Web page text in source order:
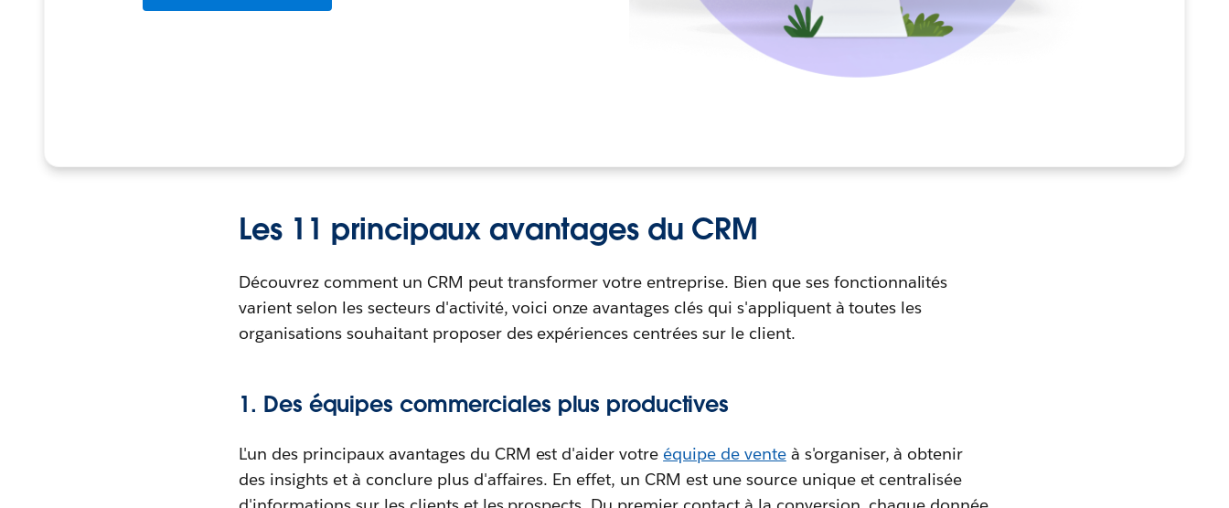
Les 11 principaux avantages du CRM
Découvrez comment un CRM peut transformer votre entreprise. Bien que ses fonctionnalités
varient selon les secteurs d'activité, voici onze avantages clés qui s'appliquent à toutes les
organisations souhaitant proposer des expériences centrées sur le client.
1. Des équipes commerciales plus productives
L'un des principaux avantages du CRM est d'aider votre équipe de venteà s'organiser, à obtenir
des insights et à conclure plus d'affaires. En effet, un CRM est une source unique et centralisée